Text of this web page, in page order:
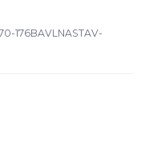
176BAVLNASTAV-